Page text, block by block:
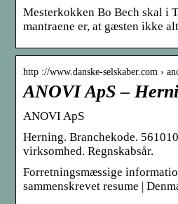
Mesterkokken Bo Bech skal i
mantraene er, at gæsten ikke
http ://www.danske-selskaber.com ›
ANOVI ApS –
ANOVI ApS
Herning. Branchekode.
virksomhed. Regnskabsår.
Forretningsmæssige
sammenskrevet resume |